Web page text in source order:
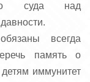
суда над
всегда
память о
иммунитет